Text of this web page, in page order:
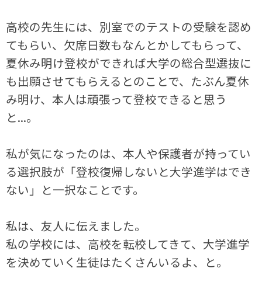
高校の先生には、別室でのテストの受験を認め
てもらい、欠席日数もなんとかしてもらって、
夏休み明け登校ができれば大学の総合型選抜に
も出願させてもらえるとのことで、たぶん夏休
み明け、本人は頑張って登校できると思う
と...。
私が気になったのは、本人や保護者が持ってい
る選択肢が「登校復帰しないと大学進学はでき
ない」と一択なことです。
私は、友人に伝えました。
私の学校には、高校を転校してきて、大学進学
を決めていく生徒はたくさんいるよ、と。